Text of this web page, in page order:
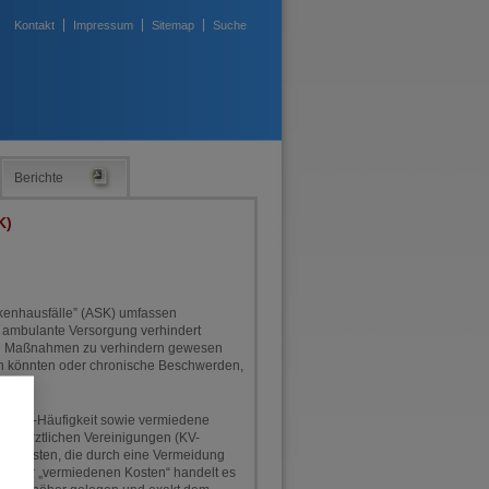
Suche
Sitemap
Impressum
Kontakt
Berichte
(ASK) umfassen
Versorgung verhindert
zu verhindern gewesen
oder chronische Beschwerden,
ASK-Häufigkeit sowie vermiedene
Vereinigungen (KV-
Kosten, die durch eine Vermeidung
der „vermiedenen Kosten“ handelt es